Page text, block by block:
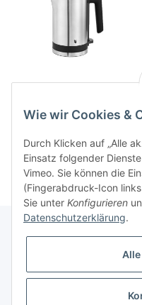
Wasserkocher 0,8l
109,00 CHF*
Gesetzliche Informationen
Wie wir Cookies &
Durch Klicken auf „Alle
Einsatz folgender
Vimeo. Sie können die
(Fingerabdruck-Icon
Sie unter Konfigurieren
Datenschutzerklärung.